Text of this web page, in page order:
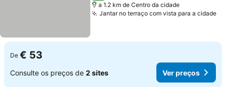
a 1.2 km de Centro da cidade
Jantar no terraço com vista para a cidade
De € 53
Consulte os preços de 2 sites Ver preços